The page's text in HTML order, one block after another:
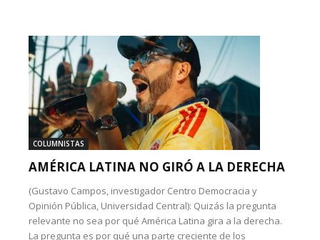
COLUMNISTAS
AMÉRICA LATINA NO GIRÓ A LA DERECHA
(Gustavo Campos, investigador Centro Democracia y
Opinión Pública, Universidad Central): Quizás la pregunta
relevante no sea por qué América Latina gira a la derecha.
La pregunta es por qué una parte creciente de los